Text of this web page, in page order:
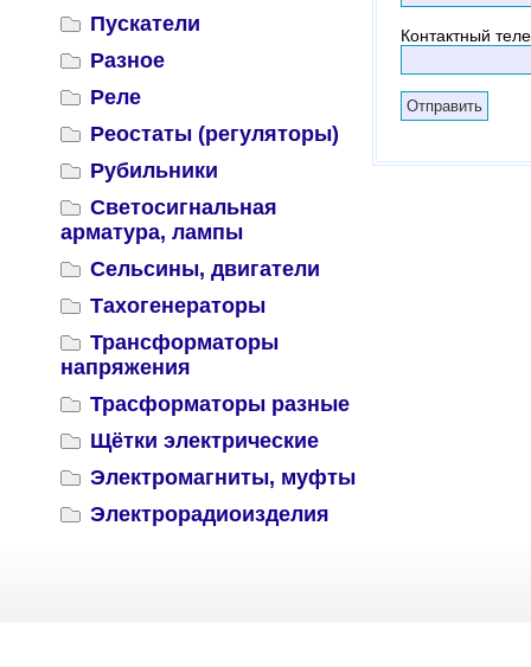
Пускатели
Разное
Реле
Реостаты (регуляторы)
Рубильники
Светосигнальная
арматура, лампы
Сельсины, двигатели
Тахогенераторы
Трансформаторы
напряжения
Трасформаторы разные
Щётки электрические
Электромагниты, муфты
Электрорадиоизделия
Контактный